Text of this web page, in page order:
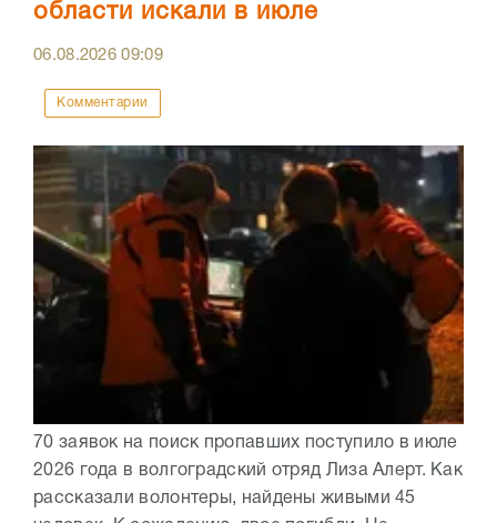
области искали в июле
06.08.202609:09
Комментарии
70 заявок на поиск пропавших поступило в июле
2026 года в волгоградский отряд Лиза Алерт. Как
рассказали волонтеры, найдены живыми 45